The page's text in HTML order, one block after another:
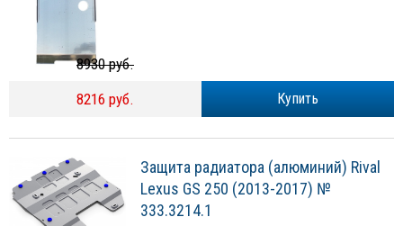
Купить
8930 руб.
8216 руб.
Защита радиатора (алюминий) Rival
Lexus GS 250 (2013-2017) №
333.3214.1